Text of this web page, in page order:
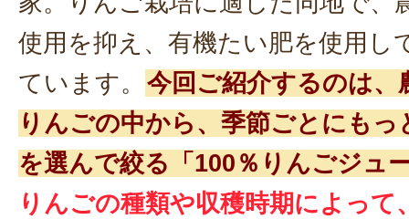
使用を抑え、有機たい肥を使用し
ています。 今回ご紹介するのは、
りんごの中から、季節ごとにも
を選んで絞る「100％りんごジュ
りんごの種類や収穫時期によって